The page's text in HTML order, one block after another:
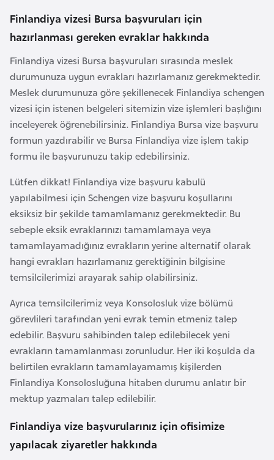
Finlandiya vizesi Bursa başvuruları için
hazırlanması gereken evraklar hakkında
Finlandiya vizesi Bursa başvuruları sırasında meslek
durumunuza uygun evrakları hazırlamanız gerekmektedir.
Meslek durumunuza göre şekillenecek Finlandiya schengen
vizesi için istenen belgeleri sitemizin vize işlemleri başlığını
inceleyerek öğrenebilirsiniz. Finlandiya Bursa vize başvuru
formun yazdırabilir ve Bursa Finlandiya vize işlem takip
formu ile başvurunuzu takip edebilirsiniz.
Lütfen dikkat! Finlandiya vize başvuru kabulü
yapılabilmesi için Schengen vize başvuru koşullarını
eksiksiz bir şekilde tamamlamanız gerekmektedir. Bu
sebeple eksik evraklarınızı tamamlamaya veya
tamamlayamadığınız evrakların yerine alternatif olarak
hangi evrakları hazırlamanız gerektiğinin bilgisine
temsilcilerimizi arayarak sahip olabilirsiniz.
Ayrıca temsilcilerimiz veya Konsolosluk vize bölümü
görevlileri tarafından yeni evrak temin etmeniz talep
edebilir. Başvuru sahibinden talep edilebilecek yeni
evrakların tamamlanması zorunludur. Her iki koşulda da
belirtilen evrakların tamamlayamamış kişilerden
Finlandiya Konsolosluğuna hitaben durumu anlatır bir
mektup yazmaları talep edilebilir.
Finlandiya vize başvurularınız için ofisimize
yapılacak ziyaretler hakkında
B
e
i
n
a
H
e
r
s
e
k
B
u
l
g
a
r
s
t